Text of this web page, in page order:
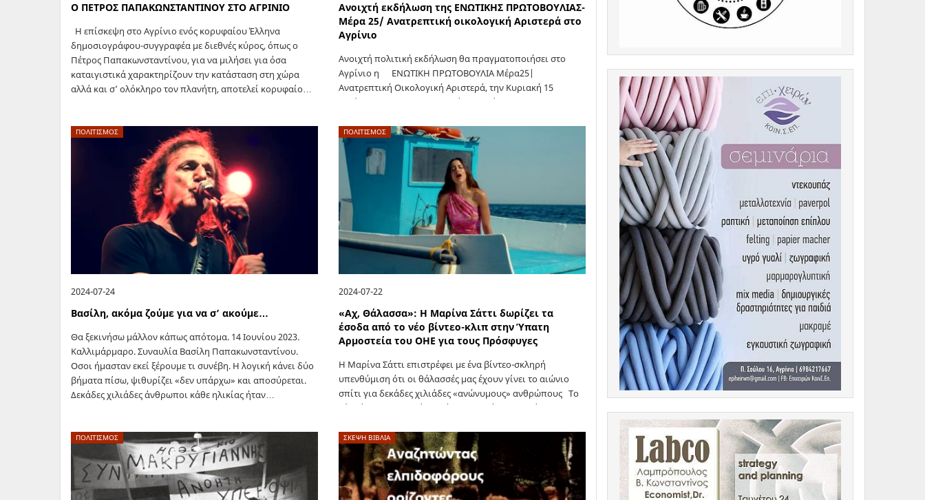
Ο ΠΕΤΡΟΣ ΠΑΠΑΚΩΝΣΤΑΝΤΙΝΟΥ ΣΤΟ ΑΓΡΙΝΙΟ
Η επίσκεψη στο Αγρίνιο ενός κορυφαίου Έλληνα
δημοσιογράφου-συγγραφέα με διεθνές κύρος, όπως ο
Πέτρος Παπακωνσταντίνου, για να μιλήσει για όσα
καταιγιστικά χαρακτηρίζουν την κατάσταση στη χώρα
αλλά και σ’ ολόκληρο τον πλανήτη, αποτελεί κορυφαίο…
Ανοιχτή εκδήλωση της ΕΝΩΤΙΚΗΣ ΠΡΩΤΟΒΟΥΛΙΑΣ-
Μέρα 25/ Ανατρεπτική οικολογική Αριστερά στο
Αγρίνιο
Ανοιχτή πολιτική εκδήλωση θα πραγματοποιήσει στο
Αγρίνιο η ENΩΤΙΚΗ ΠΡΩΤΟΒΟΥΛΙΑ Μέρα25|
Ανατρεπτική Οικολογική Αριστερά, την Κυριακή 15
Δεκέμβρη στις 10:30’ το πρωί, στην αίθουσα
Τράπεζα Ελλάδος), με θέμα: Το γκρίζο…
ΠΟΛΙΤΙΣΜΟΣ
2024-07-24
Βασίλη, ακόμα ζούμε για να σ’ ακούμε…
Θα ξεκινήσω μάλλον κάπως απότομα. 14 Ιουνίου 2023.
Καλλιμάρμαρο. Συναυλία Βασίλη Παπακωνσταντίνου.
Οσοι ήμασταν εκεί ξέρουμε τι συνέβη. Η λογική κάνει δύο
βήματα πίσω, ψιθυρίζει «δεν υπάρχω» και αποσύρεται.
Δεκάδες χιλιάδες άνθρωποι κάθε ηλικίας ήταν…
ΠΟΛΙΤΙΣΜΟΣ
2024-07-22
«Αχ, Θάλασσα»: Η Μαρίνα Σάττι δωρίζει τα
έσοδα από το νέο βίντεο-κλιπ στην Ύπατη
Αρμοστεία του ΟΗΕ για τους Πρόσφυγες
Η Μαρίνα Σάττι επιστρέφει με ένα βίντεο-σκληρή
υπενθύμιση ότι οι θάλασσές μας έχουν γίνει το αιώνιο
σπίτι για δεκάδες χιλιάδες «ανώνυμους» ανθρώπους Το
νέο βίντεο της Μαρίνας Σάττι «Αχ, Θάλασσα» ρίχνει φως
ΠΟΛΙΤΙΣΜΟΣ ΣΚΈΨΗ ΒΙΒΛΊΑ